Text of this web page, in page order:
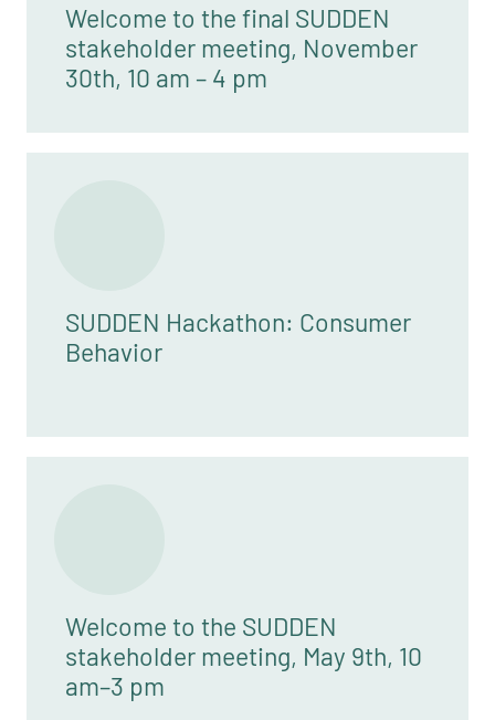
Welcome to the final SUDDEN
stakeholder meeting, November
30th, 10 am – 4 pm
SUDDEN Hackathon: Consumer
Behavior
Welcome to the SUDDEN
stakeholder meeting, May 9th, 10
am–3 pm